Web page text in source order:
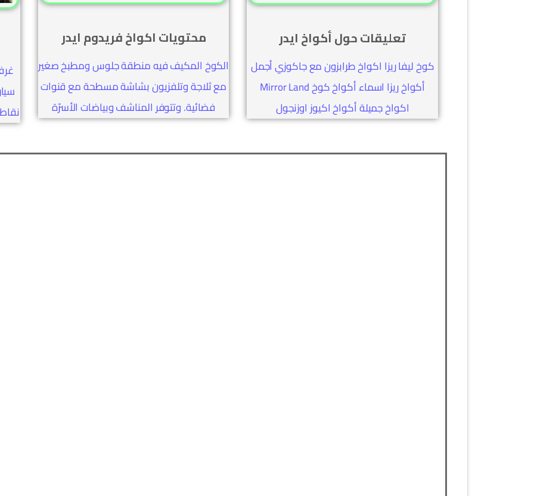
تعليقات حول أكواخ ايدر
كوخ ليفا ريزا اكواخ طرابزون مع جاكوزي أجمل
أكواخ ريزا اسماء أكواخ كوخ Mirror Land
اكواخ جميلة أكواخ اكيوز اوزنجول
محتويات اكواخ فريدوم ايدر
الكوخ المكيف فيه منطقة جلوس ومطبخ صغير
مع ثلاجة وتلفزيون بشاشة مسطحة مع قنوات
فضائية. وتتوفر المناشف وبياضات الأسرّة
نقاط